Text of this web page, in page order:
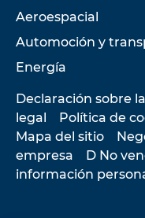
Aeroespacial
Automoción y
Energía
Declaración sobre
legal
Política de
Mapa del sitio
empresa
D No
información